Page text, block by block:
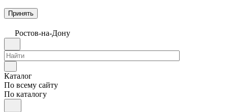
Принять
Ростов-на-Дону
Каталог
По всему сайту
По каталогу